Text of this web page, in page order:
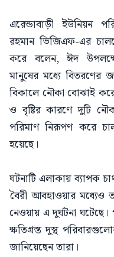
এরেন্ডাবাড়ী ইউনিয়ন
রহমান ভিজিএফ-এর
করে বলেন, ঈদ
মানুষের মধ্যে বিতরণের
বিকালে নৌকা বোঝাই
ও বৃষ্টির কারণে দুটি
পরিমাণ নিরূপণ করে
হয়েছে।
ঘটনাটি এলাকায় ব্যাপক
বৈরী আবহাওয়ার মধ্যেও
নেওয়ায় এ দুর্ঘটনা
ক্ষতিগ্রস্ত দুস্থ
জানিয়েছেন তারা।